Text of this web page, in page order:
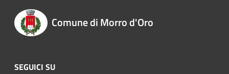
Comune di Morro d'Oro
SEGUICI SU